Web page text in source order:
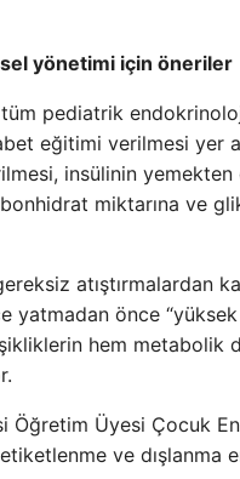
yönetimi için öneriler
tüm pediatrik
eğitimi verilmesi
insülinin
miktarına ve
atıştırmalardan
yatmadan önce
hem metabolik
Öğretim Üyesi Çocuk
ve dışlanma